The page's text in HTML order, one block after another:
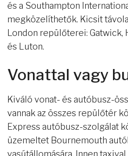
és a Southampton
megközelíthetők. Kicsit
London repülőterei: Gatwick,
és Luton.
Vonattal vagy
Kiváló vonat- és autóbusz-
vannak az összes repülőtér
Express autóbusz-szolgálat
üzemeltet Bournemouth
vasútállomására. Innen taxival